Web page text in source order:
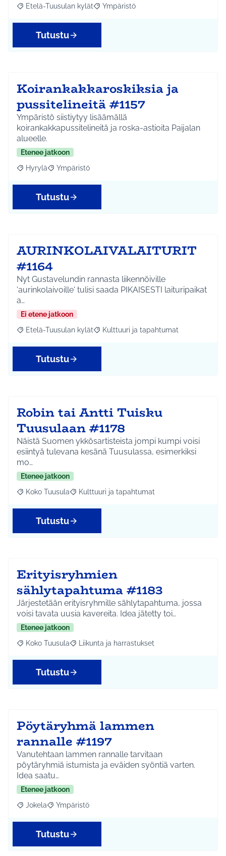
Rajaa tulokset aihepiirin mukaan: Etelä-Tuusulan kylät
Etelä-Tuusulan kylät Rajaa tulokset teeman mukaan:
Ympäristö
Tutustu
Koirankakkaroskiksia ja
pussitelineitä #1157
Ympäristö siistiytyy lisäämällä
koirankakkapussitelineitä ja roska-astioita Paijalan
alueelle.
Etenee jatkoon
Rajaa tulokset aihepiirin mukaan: Hyrylä
Hyrylä Rajaa tulokset teeman mukaan: Ympäristö
Ympäristö
Tutustu
AURINKOLAIVALAITURIT
#1164
Nyt Gustavelundin rannasta liikennöiville
'aurinkolaivoille' tulisi saada PIKAISESTI laituripaikat
a…
Ei etene jatkoon
Rajaa tulokset aihepiirin mukaan: Etelä-Tuusulan kylät
Etelä-Tuusulan kylät Rajaa tulokset teeman mukaan:
Kulttuuri ja tapahtumat
Tutustu
Robin tai Antti Tuisku
Tuusulaan #1178
Näistä Suomen ykkösartisteista jompi kumpi voisi
esiintyä tulevana kesänä Tuusulassa, esimerkiksi
mo…
Etenee jatkoon
Rajaa tulokset aihepiirin mukaan: Koko Tuusula
Koko Tuusula Rajaa tulokset teeman mukaan: Kulttuuri ja
Kulttuuri ja tapahtumat
Tutustu
Erityisryhmien
sählytapahtuma #1183
Järjestetään erityisryhmille sählytapahtuma, jossa
voisi tavata uusia kavereita. Idea jätetty toi…
Etenee jatkoon
Rajaa tulokset aihepiirin mukaan: Koko Tuusula
Koko Tuusula Rajaa tulokset teeman mukaan: Liikunta ja
Liikunta ja harrastukset
Tutustu
Pöytäryhmä lammen
rannalle #1197
Vanutehtaan lammen rannalle tarvitaan
pöytäryhmiä istumista ja eväiden syöntiä varten.
Idea saatu…
Etenee jatkoon
Rajaa tulokset aihepiirin mukaan: Jokela
Jokela Rajaa tulokset teeman mukaan: Ympäristö
Ympäristö
Tutustu